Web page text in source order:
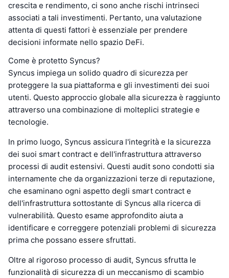
crescita e rendimento, ci sono anche rischi intrinseci
associati a tali investimenti. Pertanto, una valutazione
attenta di questi fattori è essenziale per prendere
decisioni informate nello spazio DeFi.
Come è protetto Syncus?
Syncus impiega un solido quadro di sicurezza per
proteggere la sua piattaforma e gli investimenti dei suoi
utenti. Questo approccio globale alla sicurezza è raggiunto
attraverso una combinazione di molteplici strategie e
tecnologie.
In primo luogo, Syncus assicura l'integrità e la sicurezza
dei suoi smart contract e dell'infrastruttura attraverso
processi di audit estensivi. Questi audit sono condotti sia
internamente che da organizzazioni terze di reputazione,
che esaminano ogni aspetto degli smart contract e
dell'infrastruttura sottostante di Syncus alla ricerca di
vulnerabilità. Questo esame approfondito aiuta a
identificare e correggere potenziali problemi di sicurezza
prima che possano essere sfruttati.
Oltre al rigoroso processo di audit, Syncus sfrutta le
funzionalità di sicurezza di un meccanismo di scambio